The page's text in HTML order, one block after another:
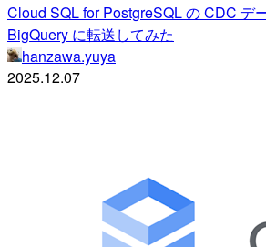
Cloud SQL for PostgreSQL の CDC デ
BigQuery に転送してみた
hanzawa.yuya
2025.12.07